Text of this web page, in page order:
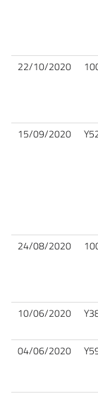
22/10/2020
15/09/2020
24/08/2020
10/06/2020
04/06/2020